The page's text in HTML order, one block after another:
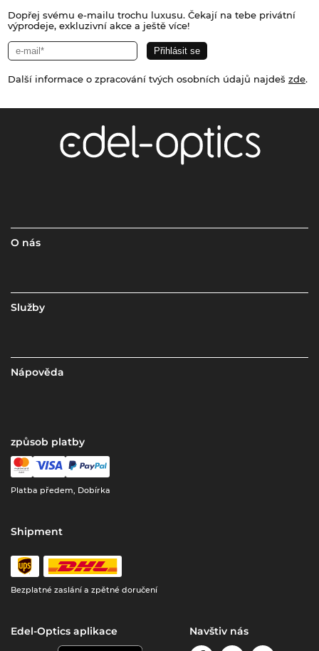
Dopřej svému e-mailu trochu luxusu. Čekají na tebe privátní
výprodeje, exkluzivní akce a ještě více!
Další informace o zpracování tvých osobních údajů najdeš zde.
O nás
Služby
Nápověda
způsob platby
Platba předem, Dobírka
Shipment
Bezplatné zaslání a zpětné doručení
Edel-Optics aplikace Navštiv nás